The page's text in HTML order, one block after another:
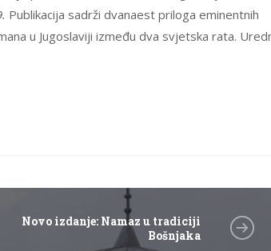
Publikacija sadrži dvanaest priloga eminentnih
u Jugoslaviji između dva svjetska rata.
Novo izdanje: Namaz u tradiciji
Bošnjaka